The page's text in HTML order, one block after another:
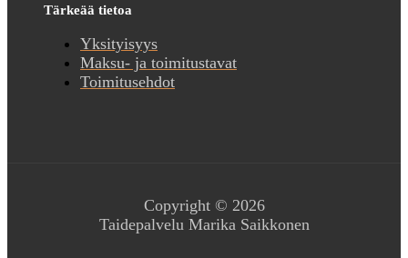
Tärkeää tietoa
Yksityisyys
Maksu- ja toimitustavat
Toimitusehdot
Copyright © 2026
Taidepalvelu Marika Saikkonen